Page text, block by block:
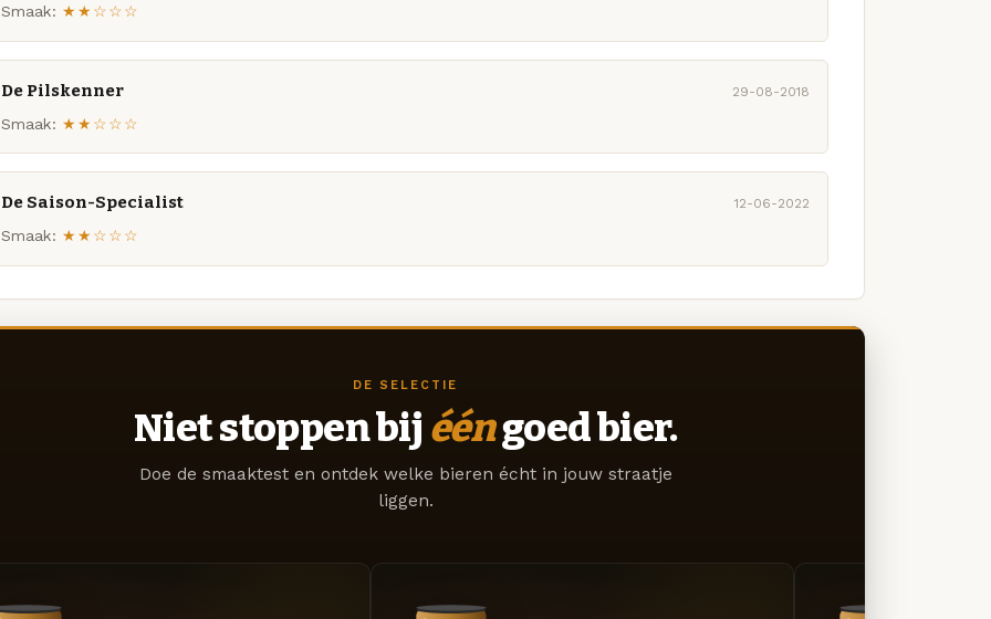
Smaak: ★★☆☆☆
De Pilskenner 29-08-2018
Smaak: ★★☆☆☆
De Saison-Specialist 12-06-2022
Smaak: ★★☆☆☆
DE SELECTIE
Niet stoppen bij ééngoed bier.
Doe de smaaktest en ontdek welke bieren écht in jouw straatje
liggen.